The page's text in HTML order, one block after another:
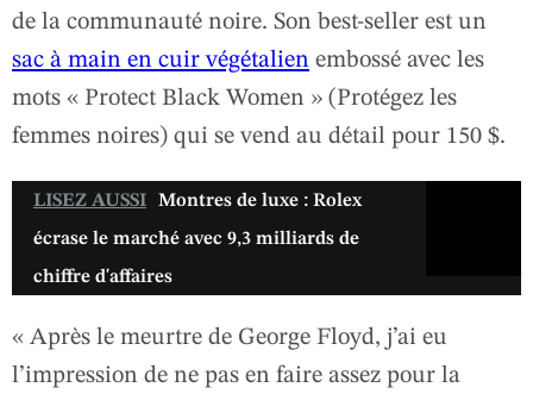
de la communauté noire. Son best-seller est un
sac à main en cuir végétalien embossé avec les
mots « Protect Black Women » (Protégez les
femmes noires) qui se vend au détail pour 150 $.
LISEZ AUSSI
Montres de luxe : Rolex
écrase le marché avec 9,3 milliards de
chiffre d'affaires
« Après le meurtre de George Floyd, j’ai eu
l’impression de ne pas en faire assez pour la